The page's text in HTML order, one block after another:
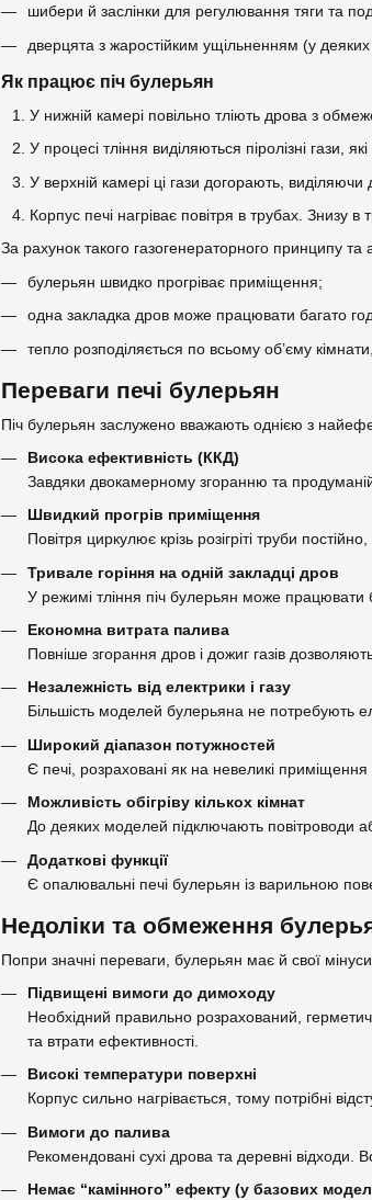
шибери й заслінки для регулювання тяги та
дверцята з жаростійким ущільненням (у
Як працює піч булерьян
У нижній камері повільно тліють дрова з
У процесі тління виділяються піролізні гази,
У верхній камері ці гази догорають, виділяючи
Корпус печі нагріває повітря в трубах. Знизу
За рахунок такого газогенераторного принципу та
булерьян швидко прогріває приміщення;
одна закладка дров може працювати багато
тепло розподіляється по всьому об’єму кімнати,
Переваги печі булерьян
Піч булерьян заслужено вважають однією з
Висока ефективність (ККД)
Завдяки двокамерному згоранню та
Швидкий прогрів приміщення
Повітря циркулює крізь розігріті труби
Тривале горіння на одній закладці дров
У режимі тління піч булерьян може працювати
Економна витрата палива
Повніше згорання дров і дожиг газів
Незалежність від електрики і газу
Більшість моделей булерьяна не потребують
Широкий діапазон потужностей
Є печі, розраховані як на невеликі
Можливість обігріву кількох кімнат
До деяких моделей підключають повітроводи
Додаткові функції
Є опалювальні печі булерьян із варильною
Недоліки та обмеження
Попри значні переваги, булерьян має й свої
Підвищені вимоги до димоходу
Необхідний правильно розрахований,
та втрати ефективності.
Високі температури поверхні
Корпус сильно нагрівається, тому потрібні
Вимоги до палива
Рекомендовані сухі дрова та деревні відходи.
Немає “камінного” ефекту (у базових